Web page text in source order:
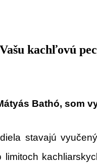
kachľovú
Bathó, som
stavajú
limitoch